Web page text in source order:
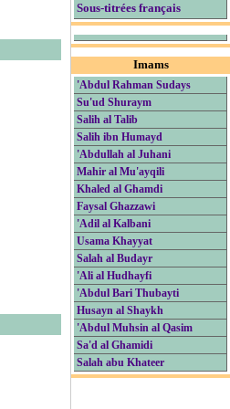
Sous-titrées français
Imams
'Abdul Rahman Sudays
Su'ud Shuraym
Salih al Talib
Salih ibn Humayd
'Abdullah al Juhani
Mahir al Mu'ayqili
Khaled al Ghamdi
Faysal Ghazzawi
'Adil al Kalbani
Usama Khayyat
Salah al Budayr
'Ali al Hudhayfi
'Abdul Bari Thubayti
Husayn al Shaykh
'Abdul Muhsin al Qasim
Sa'd al Ghamidi
Salah abu Khateer